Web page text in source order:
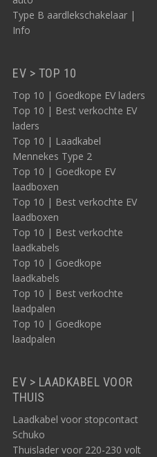
Type B aardlekschakelaar |
Info
EV > TOP 10
Top 10 | Goedkope EV laders
Top 10 | Best verkochte EV
laders
Top 10 | Laadkabel
Mennekes Type 2
Top 10 | Goedkope EV
laadboxen
Top 10 | Best verkochte EV
laadboxen
Top 10 | Best verkochte
laadkabels
Top 10 | Goedkope
laadkabels
Top 10 | Best verkochte
laadpalen
Top 10 | Goedkope
laadpalen
EV > LAADKABEL VOOR
THUIS
Laadkabel voor stopcontact
Schuko
Thuislader voor 220-230 volt